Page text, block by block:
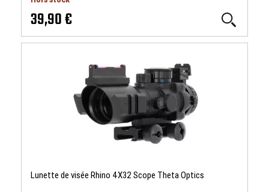
39,90 €
Lunette de visée Rhino 4X32 Scope Theta Optics